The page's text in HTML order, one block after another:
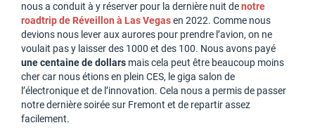
nous a conduit à y réserver pour la dernière nuit denotre
roadtrip de Réveillon à Las Vegasen 2022. Comme nous
devions nous lever aux aurores pour prendre l’avion, on ne
voulait pas y laisser des 1000 et des 100. Nous avons payé
une centaine de dollars mais cela peut être beaucoup moins
cher car nous étions en plein CES, le giga salon de
l’électronique et de l’innovation. Cela nous a permis de passer
notre dernière soirée sur Fremont et de repartir assez
facilement.